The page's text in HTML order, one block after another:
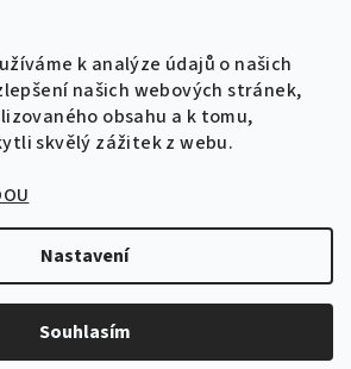
k analýze údajů o našich
našich webových stránek,
obsahu a k tomu,
skvělý zážitek z webu.
Nastavení
Souhlasím
+420 604 485 792
info@supernoty.cz
dnech od 8:00 do 17:00
Vytvořil Shoptet
tě na nové zpěvníky!
a 10 % slevuna první
objednávku.
Přihlásit se k odběru
zpracování osobních údajů